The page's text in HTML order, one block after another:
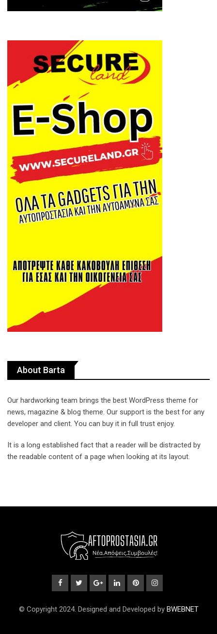
About Barta
Our hardworking team brings the best WordPress theme for
news, magazine & blog theme. Our support is the best for any
developer and client. You can buy it in full trust enjoy.
It is a long established fact that a reader will be distracted by
the readable content of a page when looking at its layout.
© Copyright 2024. Designed and Developed by BWEBNET